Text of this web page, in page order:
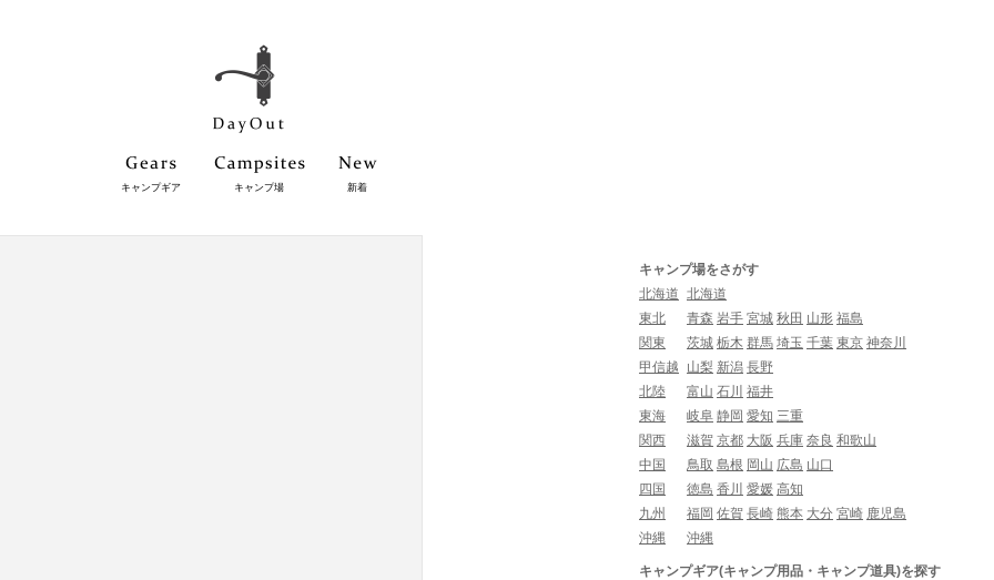
キャンプギア キャンプ場 新着
キャンプ場をさがす
北海道 北海道
東北
青森 岩手 宮城 秋田 山形 福島
関東
茨城 栃木 群馬 埼玉 千葉 東京 神奈川
甲信越
山梨 新潟 長野
北陸
富山 石川 福井
東海
岐阜 静岡 愛知 三重
関西
滋賀 京都 大阪 兵庫 奈良 和歌山
中国
鳥取 島根 岡山 広島 山口
四国
徳島 香川 愛媛 高知
九州
福岡 佐賀 長崎 熊本 大分 宮崎 鹿児島
沖縄
沖縄
キャンプギア(キャンプ用品・キャンプ道具)を探す